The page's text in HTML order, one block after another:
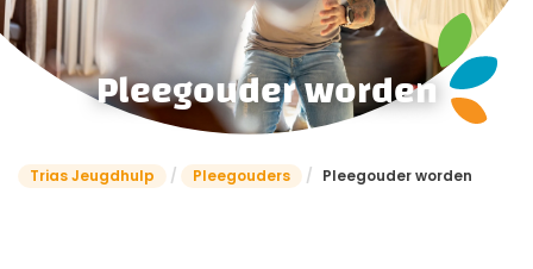
Pleegouder worden
Trias Jeugdhulp / Pleegouders / Pleegouder worden